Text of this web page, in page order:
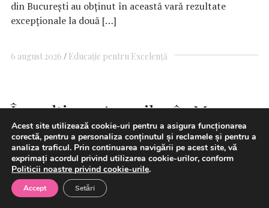
din București au obținut în această vară rezultate
excepționale la două […]
6 august 2026 Educație pentru Excelență
Înmulțirea atacurilor în Marea
Neagră adaugă presiune asupra
fluxurilor globale de mărfuri
(Reuters)
Acest site utilizează cookie-uri pentru a asigura funcționarea
corectă, pentru a personaliza conținutul și reclamele și pentru a
analiza traficul. Prin continuarea navigării pe acest site, vă
exprimați acordul privind utilizarea cookie-urilor, conform
Politicii noastre privind cookie-urile.
Accept Setări